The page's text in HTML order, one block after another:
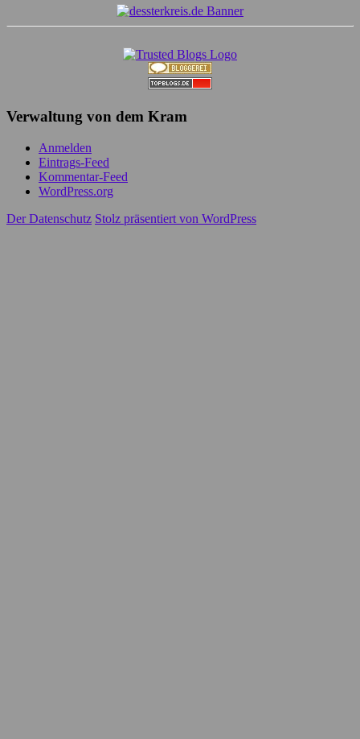
Verwaltung von dem Kram
Anmelden
Eintrags-Feed
Kommentar-Feed
WordPress.org
Der Datenschutz Stolz präsentiert von WordPress